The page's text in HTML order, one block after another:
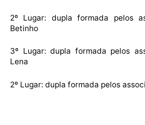
2º Lugar: dupla formada pelos
Betinho
3º Lugar: dupla formada pelos
Lena
2º Lugar: dupla formada pelos